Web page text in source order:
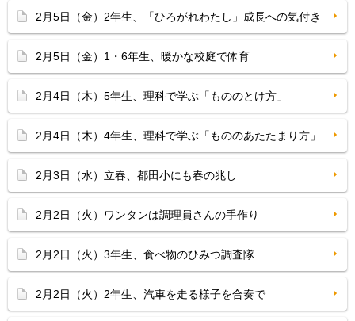
2月5日（金）2年生、「ひろがれわたし」成長への気付き
2月5日（金）1・6年生、暖かな校庭で体育
2月4日（木）5年生、理科で学ぶ「もののとけ方」
2月4日（木）4年生、理科で学ぶ「もののあたたまり方」
2月3日（水）立春、都田小にも春の兆し
2月2日（火）ワンタンは調理員さんの手作り
2月2日（火）3年生、食べ物のひみつ調査隊
2月2日（火）2年生、汽車を走る様子を合奏で